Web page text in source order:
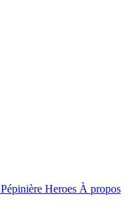
Pépinière Heroes À propos